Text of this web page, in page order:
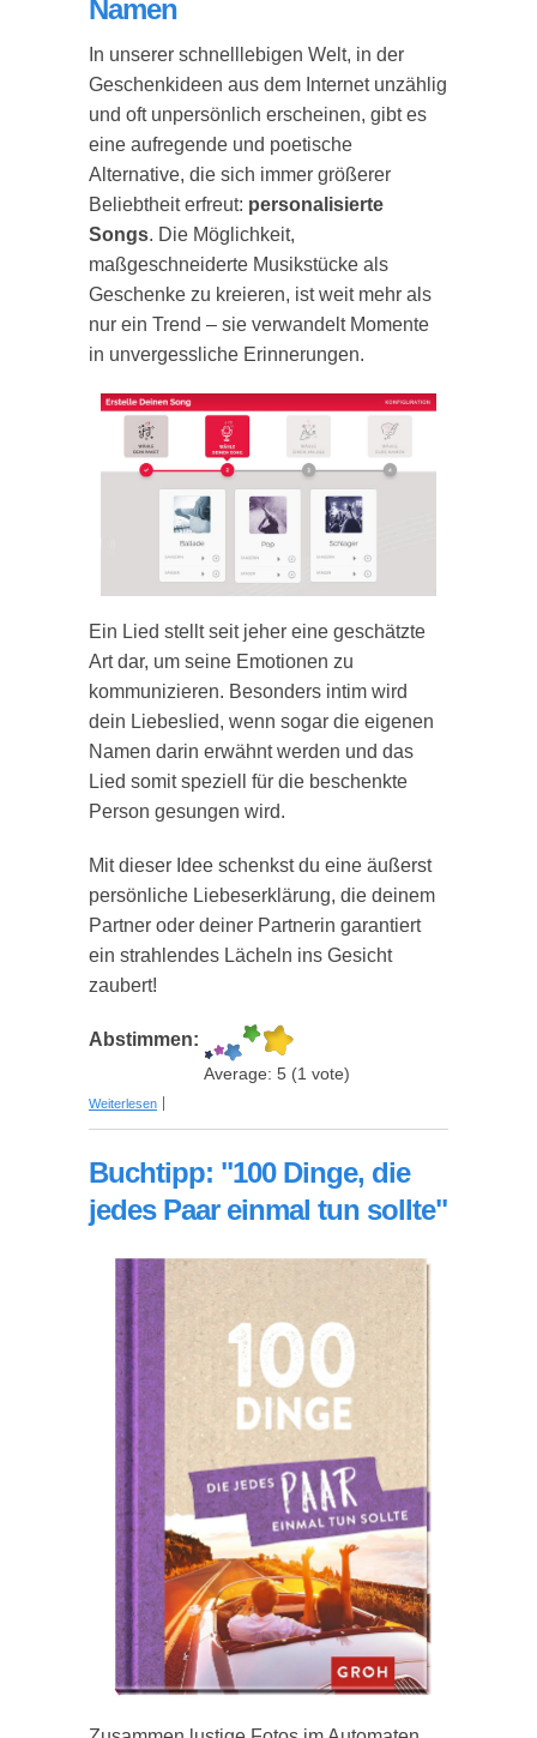
Namen
In unserer schnelllebigen Welt, in der
Geschenkideen aus dem Internet unzählig
und oft unpersönlich erscheinen, gibt es
eine aufregende und poetische
Alternative, die sich immer größerer
Beliebtheit erfreut: personalisierte
Songs. Die Möglichkeit,
maßgeschneiderte Musikstücke als
Geschenke zu kreieren, ist weit mehr als
nur ein Trend – sie verwandelt Momente
in unvergessliche Erinnerungen.
Ein Lied stellt seit jeher eine geschätzte
Art dar, um seine Emotionen zu
kommunizieren. Besonders intim wird
dein Liebeslied, wenn sogar die eigenen
Namen darin erwähnt werden und das
Lied somit speziell für die beschenkte
Person gesungen wird.
Mit dieser Idee schenkst du eine äußerst
persönliche Liebeserklärung, die deinem
Partner oder deiner Partnerin garantiert
ein strahlendes Lächeln ins Gesicht
zaubert!
Abstimmen:
Average: 5 (1 vote)
Weiterlesen über Personalisierte Songs - Liebeslied mit
Buchtipp: "100 Dinge, die
jedes Paar einmal tun sollte"